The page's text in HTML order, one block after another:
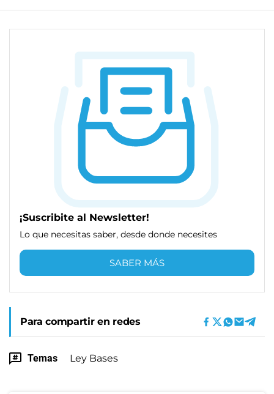
¡Suscribite al Newsletter!
Lo que necesitas saber, desde donde necesites
SABER MÁS
Para compartir en redes
Temas Ley Bases